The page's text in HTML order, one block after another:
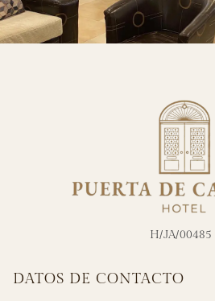
H/JA/00485
DATOS DE CONTACTO